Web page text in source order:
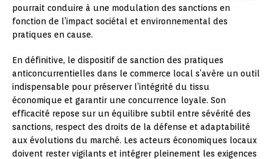
pourrait conduire à une modulation des sanctions en
fonction de l’impact sociétal et environnemental des
pratiques en cause.
En définitive, le dispositif de sanction des pratiques
anticoncurrentielles dans le commerce local s’avère un outil
indispensable pour préserver l’intégrité du tissu
économique et garantir une concurrence loyale. Son
efficacité repose sur un équilibre subtil entre sévérité des
sanctions, respect des droits de la défense et adaptabilité
aux évolutions du marché. Les acteurs économiques locaux
doivent rester vigilants et intégrer pleinement les exigences